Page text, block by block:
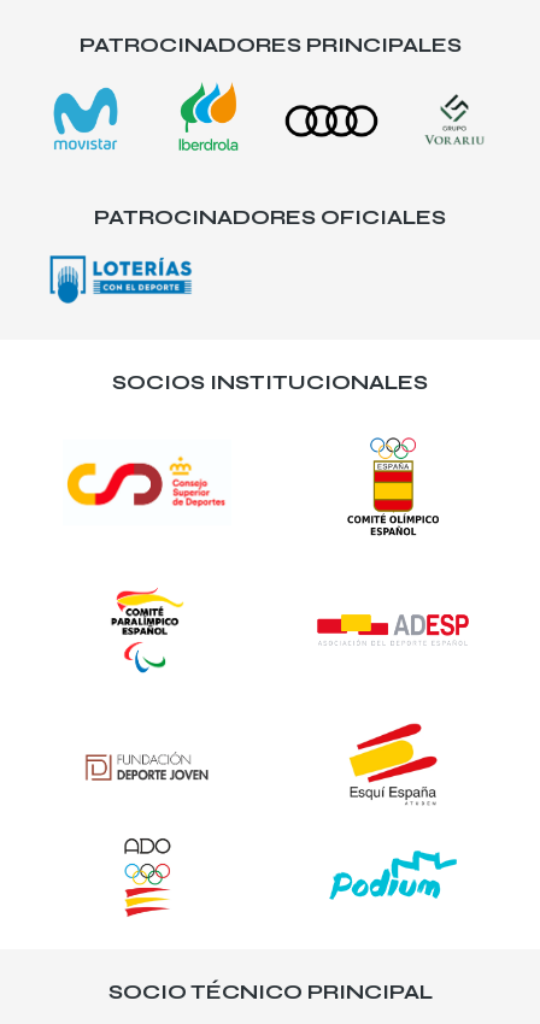
PATROCINADORES PRINCIPALES
PATROCINADORES OFICIALES
SOCIOS INSTITUCIONALES
SOCIO TÉCNICO PRINCIPAL